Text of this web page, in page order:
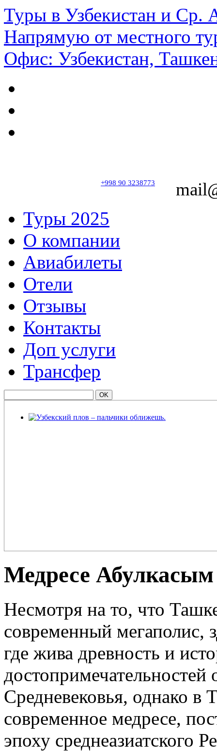
Туры в Узбекистан и Ср.
Напрямую от местного
Офис: Узбекистан,
+998 90 3238773
Туры 2025
О компании
Авиабилеты
Отели
Отзывы
Контакты
Доп услуги
Трансфер
Медресе
Несмотря на то, что
современный мегаполис,
где жива древность и
достопримечательностей
Средневековья, однако в
современное медресе,
эпоху среднеазиатского